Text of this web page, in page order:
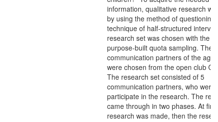
information, qualitative research
by using the method of questioning
technique of half-structured
research set was chosen with the
purpose-built quota sampling. The
communication partners of the age
were chosen from the open club
The research set consisted of 5
communication partners, who were
participate in the research. The
came through in two phases. At
research was made, then the